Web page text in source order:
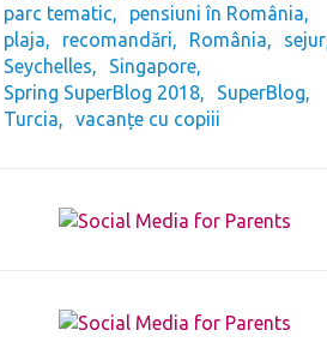
parc tematic
pensiuni în România
plaja
recomandări România
sejur
Seychelles
Singapore
Spring SuperBlog 2018
SuperBlog
Turcia
vacanțe cu copiii